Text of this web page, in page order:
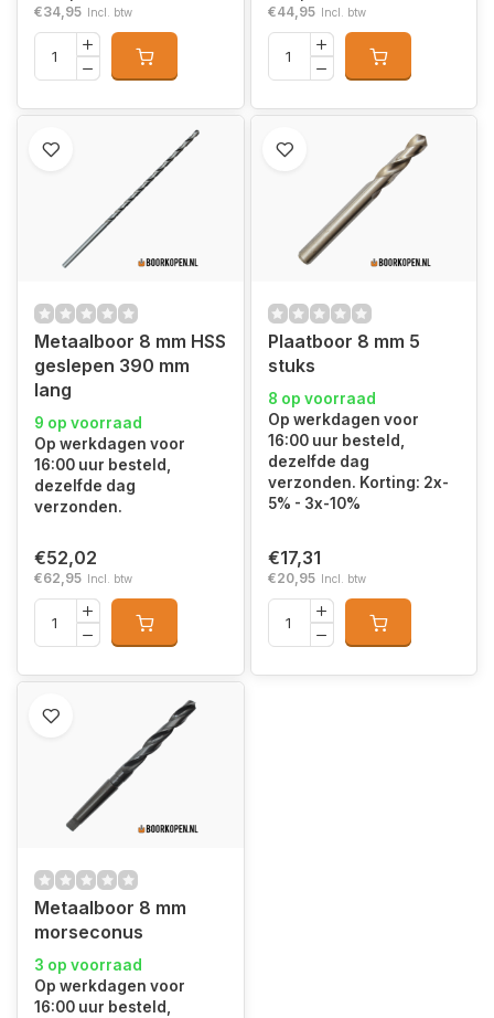
€34,95 Incl. btw €44,95 Incl. btw
Metaalboor 8 mm HSS
geslepen 390 mm
lang
9 op voorraad
Op werkdagen voor
16:00 uur besteld,
dezelfde dag
verzonden.
€52,02
€62,95 Incl. btw
Plaatboor 8 mm 5
stuks
8 op voorraad
Op werkdagen voor
16:00 uur besteld,
dezelfde dag
verzonden. Korting: 2x-
5% - 3x-10%
€17,31
€20,95 Incl. btw
Metaalboor 8 mm
morseconus
3 op voorraad
Op werkdagen voor
16:00 uur besteld,